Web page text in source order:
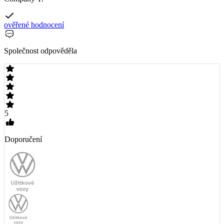
ověřené hodnocení
Společnost odpověděla
5
Doporučení